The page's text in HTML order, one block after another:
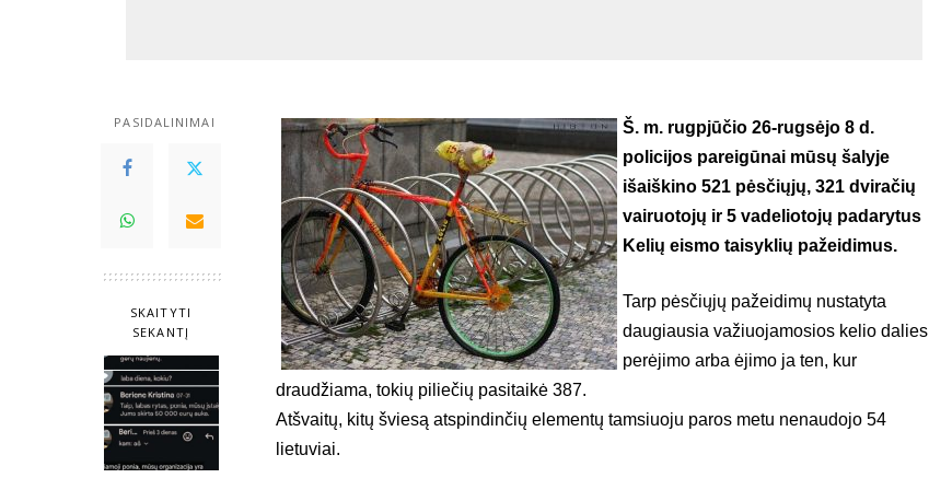
PASIDALINIMAI
SKAITYTI
SEKANTĮ
Š. m. rugpjūčio 26-rugsėjo 8 d.
policijos pareigūnai mūsų šalyje
išaiškino 521 pėsčiųjų, 321 dviračių
vairuotojų ir 5 vadeliotojų padarytus
Kelių eismo taisyklių pažeidimus.
Tarp pėsčiųjų pažeidimų nustatyta
daugiausia važiuojamosios kelio dalies
perėjimo arba ėjimo ja ten, kur
draudžiama, tokių piliečių pasitaikė 387.
Atšvaitų, kitų šviesą atspindinčių elementų tamsiuoju paros metu nenaudojo 54
lietuviai.